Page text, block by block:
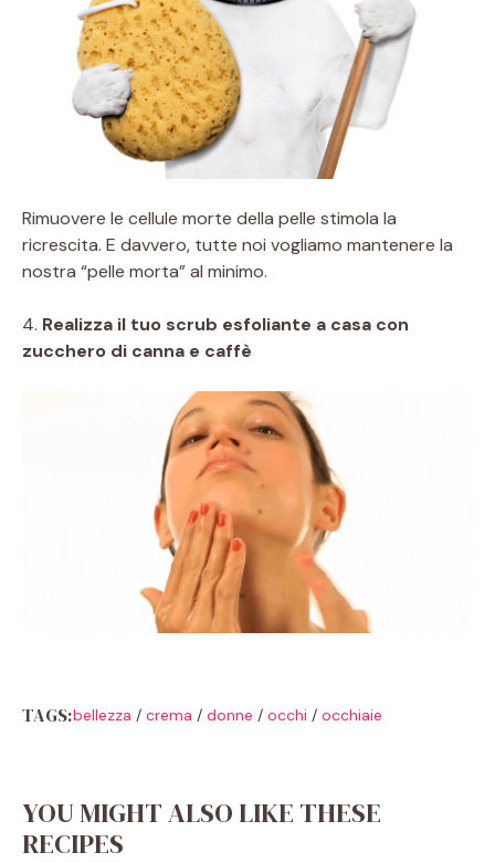
Rimuovere le cellule morte della pelle stimola la
ricrescita. E davvero, tutte noi vogliamo mantenere la
nostra “pelle morta” al minimo.
4. Realizza il tuo scrub esfoliante a casa con
zucchero di canna e caffè
TAGS:bellezza / crema / donne / occhi / occhiaie
YOU MIGHT ALSO LIKE THESE
RECIPES